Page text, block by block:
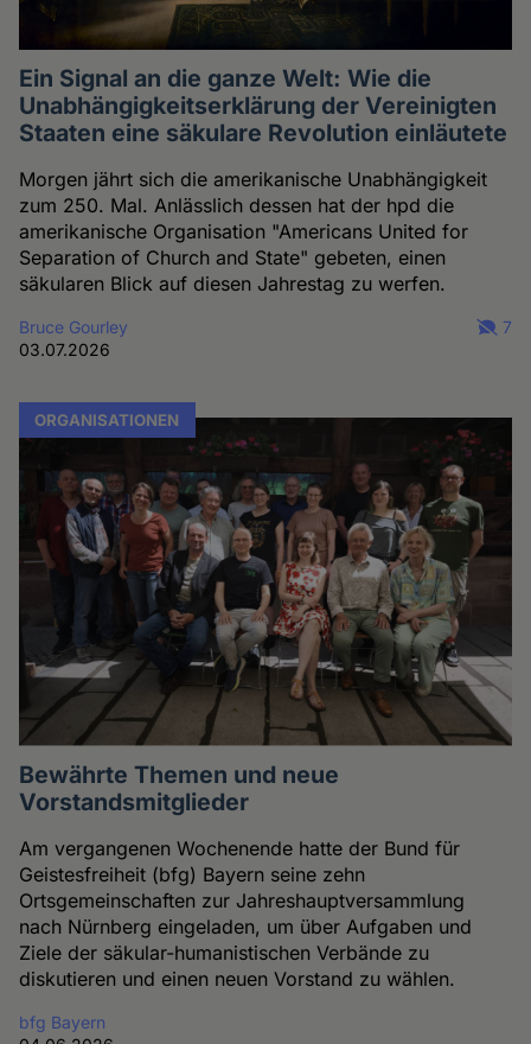
Ein Signal an die ganze Welt: Wie die
Unabhängigkeitserklärung der Vereinigten
Staaten eine säkulare Revolution einläutete
Morgen jährt sich die amerikanische Unabhängigkeit
zum 250. Mal. Anlässlich dessen hat der hpd die
amerikanische Organisation "Americans United for
Separation of Church and State" gebeten, einen
säkularen Blick auf diesen Jahrestag zu werfen.
Bruce Gourley
03.07.2026
7
ORGANISATIONEN
Bewährte Themen und neue
Vorstandsmitglieder
Am vergangenen Wochenende hatte der Bund für
Geistesfreiheit (bfg) Bayern seine zehn
Ortsgemeinschaften zur Jahreshauptversammlung
nach Nürnberg eingeladen, um über Aufgaben und
Ziele der säkular-humanistischen Verbände zu
diskutieren und einen neuen Vorstand zu wählen.
bfg Bayern